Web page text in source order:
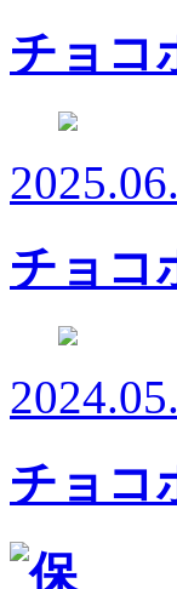
チョ
チョ
チョコ